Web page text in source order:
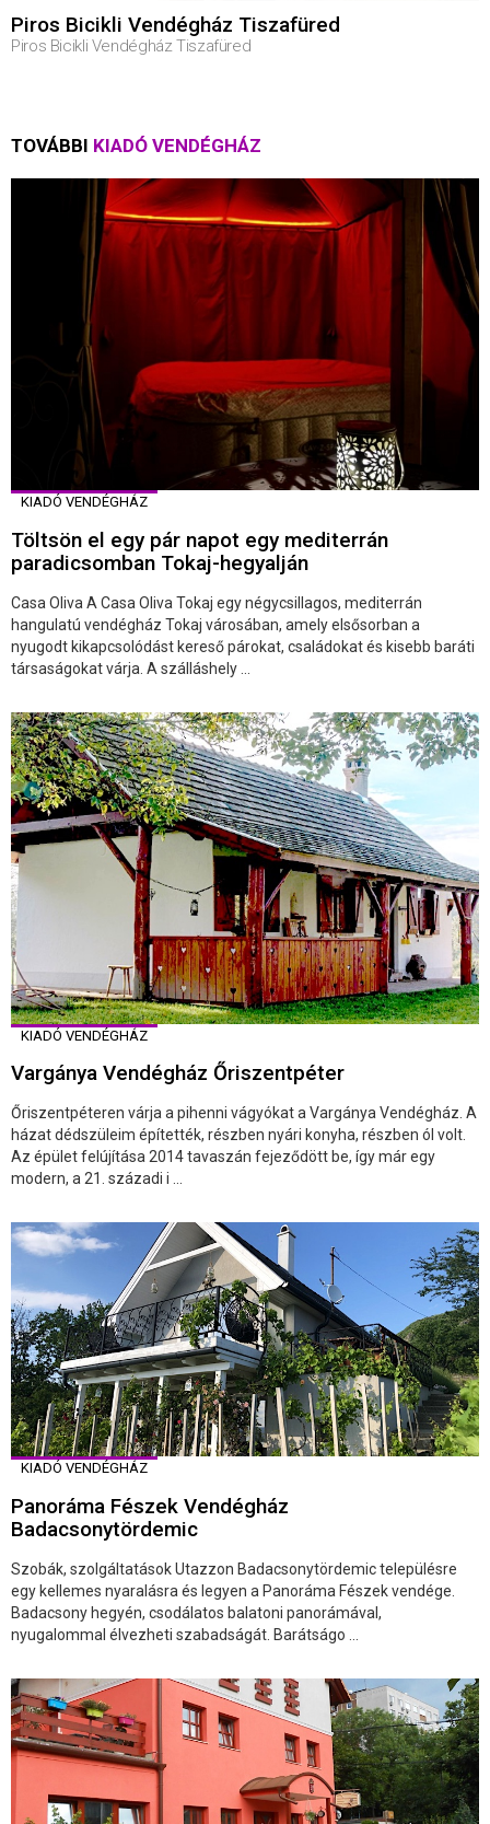
Piros Bicikli Vendégház Tiszafüred
Piros Bicikli Vendégház Tiszafüred
TOVÁBBI KIADÓ VENDÉGHÁZ
KIADÓ VENDÉGHÁZ
Töltsön el egy pár napot egy mediterrán
paradicsomban Tokaj-hegyalján
Casa Oliva A Casa Oliva Tokaj egy négycsillagos, mediterrán
hangulatú vendégház Tokaj városában, amely elsősorban a
nyugodt kikapcsolódást kereső párokat, családokat és kisebb baráti
társaságokat várja. A szálláshely ...
KIADÓ VENDÉGHÁZ
Vargánya Vendégház Őriszentpéter
Őriszentpéteren várja a pihenni vágyókat a Vargánya Vendégház. A
házat dédszüleim építették, részben nyári konyha, részben ól volt.
Az épület felújítása 2014 tavaszán fejeződött be, így már egy
modern, a 21. századi i ...
KIADÓ VENDÉGHÁZ
Panoráma Fészek Vendégház
Badacsonytördemic
Szobák, szolgáltatások Utazzon Badacsonytördemic településre
egy kellemes nyaralásra és legyen a Panoráma Fészek vendége.
Badacsony hegyén, csodálatos balatoni panorámával,
nyugalommal élvezheti szabadságát. Barátságo ...